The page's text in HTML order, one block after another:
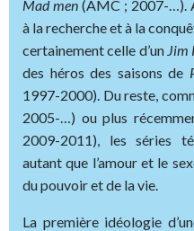
Mad men (AMC ; 2007-…).
à la recherche et à la
certainement celle d’un Jim
des héros des saisons de
1997-2000). Du reste,
2005-…) ou plus
2009-2011), les séries
autant que l’amour et le
du pouvoir et de la vie.
La première idéologie